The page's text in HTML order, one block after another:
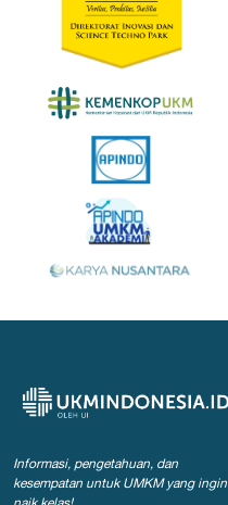
Informasi, pengetahuan, dan
kesempatan untuk UMKM yang ingin